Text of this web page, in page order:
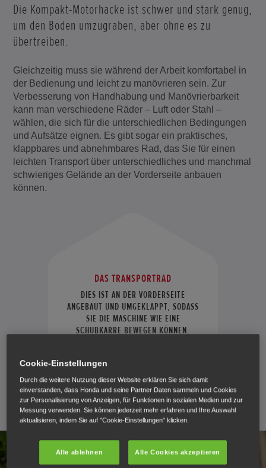
Die Kompakt-Motorhacke ist schwer und stark genug,
um den Boden umzugraben, aber ohne es zu
übertreiben.
Gleichzeitig muss sie während der Arbeit komfortabel in
der Bedienung und leicht zu manövrieren sein. Zur
Verbesserung von Handhabung und Manövrierbarkeit
kann man verschiedene Räder – Luft oder Stahl –
wählen, die sich für die unterschiedlichen Bedingungen
und Aufsätze eignen. Es gibt sogar ein praktisches,
klappbares und abnehmbares Rad, das Sie für einen
leichten Transport über unterschiedliches und manchmal
schwieriges Gelände an der Vorderseite anbauen
können.
DAS TRANSPORTRAD
DIES IST AN DER VORDERSEITE
ANGEBAUT UND UMGEKLAPPT, SODASS
SIE DIE MASCHINE WIE EINE
SCHUBKARRE BEWEGEN KÖNNEN.
Cookie-Einstellungen
Durch die weitere Nutzung dieser Website erklären Sie sich damit
einverstanden, dass Honda und seine Partner Daten sammeln und Cookies
zur Personalisierung von Anzeigen, für Funktionen in sozialen Medien und zur
Messung verwenden. Sie können jederzeit mehr erfahren und Ihre Auswahl
aktualisieren, indem Sie auf "Cookie-Einstellungen" klicken.
Alle ablehnen Alle Cookies akzeptieren